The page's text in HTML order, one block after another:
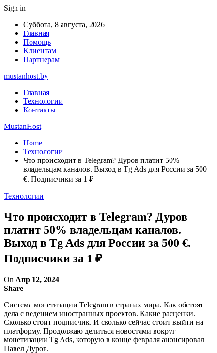
Sign in
Суббота, 8 августа, 2026
Главная
Помощь
Клиентам
Партнерам
mustanhost.by
Главная
Технологии
Контакты
MustanHost
Home
Технологии
Что происходит в Telegram? Дуров платит 50%
владельцам каналов. Выход в Tg Ads для России за 500
€. Подписчики за 1 ₽
Технологии
Что происходит в Telegram? Дуров
платит 50% владельцам каналов.
Выход в Tg Ads для России за 500 €.
Подписчики за 1 ₽
On Апр 12, 2024
Share
Система монетизации Telegram в странах мира. Как обстоят
дела с ведением иностранных проектов. Какие расценки.
Сколько стоит подписчик. И сколько сейчас стоит выйти на
платформу. Продолжаю делиться новостями вокруг
монетизации Tg Ads, которую в конце февраля анонсировал
Павел Дуров.